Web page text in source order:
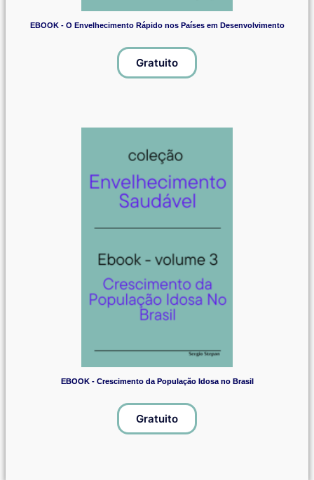
EBOOK - O Envelhecimento Rápido nos Países em Desenvolvimento
Gratuito
EBOOK - Crescimento da População Idosa no Brasil
Gratuito